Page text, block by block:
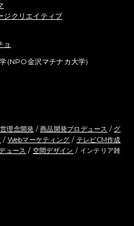
ジクリエイティブ
ョ
(NPO金沢マチナカ大学)
理念開発 /商品開発プロデュース / グ
/ Webマーケティング / テレビCM作成
ュース / 空間デザイン / インテリア雑